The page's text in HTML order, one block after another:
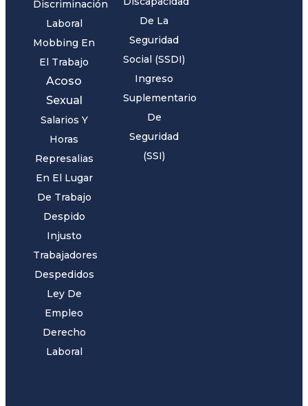
Discriminación
Laboral
Mobbing En
El Trabajo
Acoso
Sexual
Salarios Y
Horas
Represalias
En El Lugar
De Trabajo
Despido
Injusto
Trabajadores
Despedidos
Ley De
Empleo
Derecho
Laboral
De La
Seguridad
Social (SSDI)
Ingreso
Suplementario
De
Seguridad
(SSI)